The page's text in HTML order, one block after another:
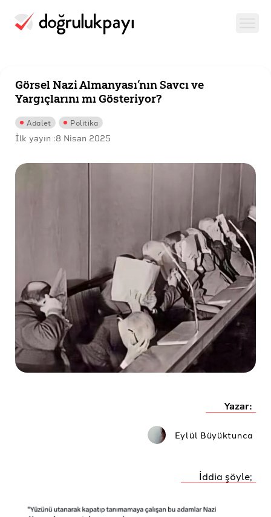
Görsel Nazi Almanyası’nın Savcı ve
Yargıçlarını mı Gösteriyor?
Adalet Politika
İlk yayın :8 Nisan 2025
Yazar:
Eylül Büyüktunca
İddia şöyle;